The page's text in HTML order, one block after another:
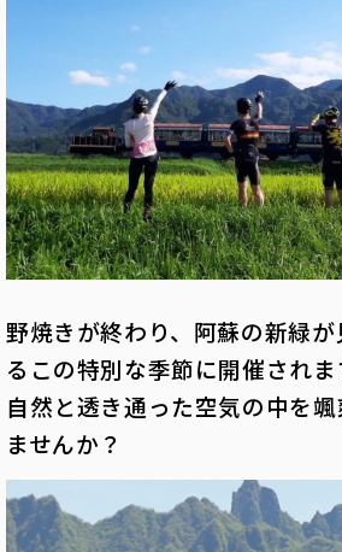
野焼きが終わり、阿蘇の新緑
るこの特別な季節に開催されま
自然と透き通った空気の中を
ませんか？